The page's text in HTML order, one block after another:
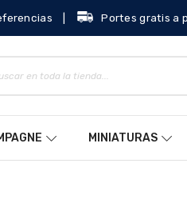
Portes gratis a
MINIATURAS